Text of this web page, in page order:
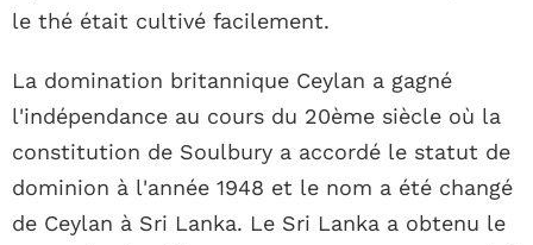
le thé était cultivé facilement.
La domination britannique Ceylan a gagné
l'indépendance au cours du 20ème siècle où la
constitution de Soulbury a accordé le statut de
dominion à l'année 1948 et le nom a été changé
de Ceylan à Sri Lanka. Le Sri Lanka a obtenu le